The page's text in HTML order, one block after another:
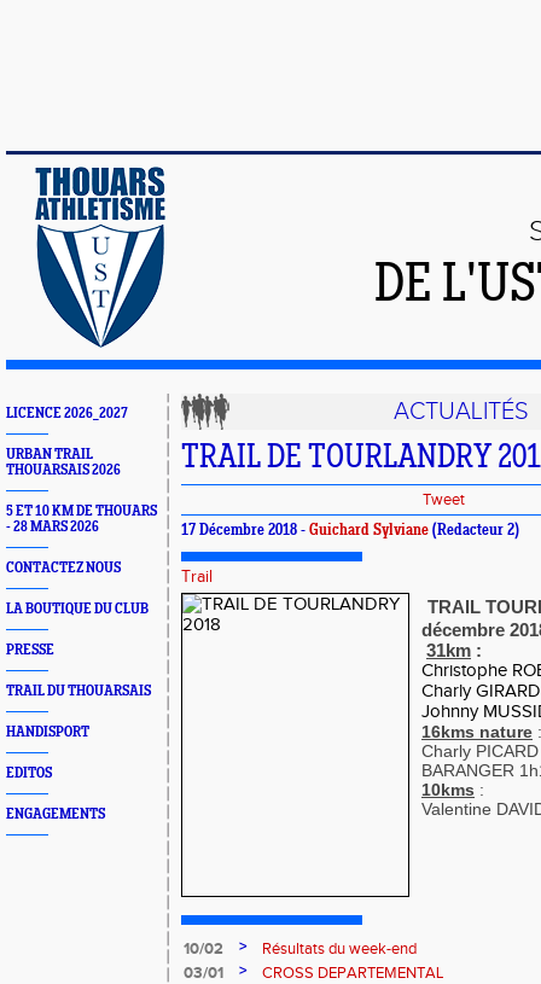
DE
LICENCE 2026_2027
URBAN TRAIL
THOUARSAIS 2026
5 ET 10 KM DE THOUARS
- 28 MARS 2026
CONTACTEZ NOUS
LA BOUTIQUE DU CLUB
PRESSE
TRAIL DU THOUARSAIS
HANDISPORT
EDITOS
ENGAGEMENTS
ACTUALITÉS
TRAIL DE TOURLANDRY
Tweet
17 Décembre 2018 - Guichard Sylviane (Redacteur 2)
Trail
TRAIL
décembre
31km :
Christophe
Charly
Johnny
16kms nature :
Charly
BARANGER
10kms :
Valentine
10/02 >
Résultats du week-end
03/01
>
CROSS DEPARTEMENTAL